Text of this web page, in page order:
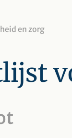
en zorg